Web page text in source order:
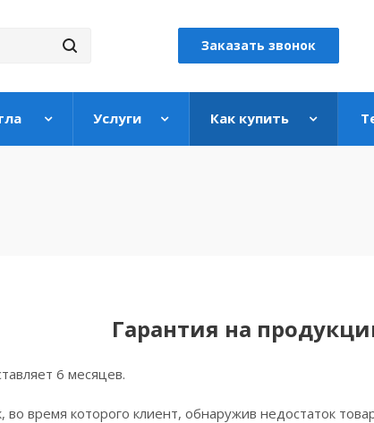
Заказать звонок
Услуги Как купить
Гарантия на
6 месяцев.
во время которого клиент, обнаружив недостаток